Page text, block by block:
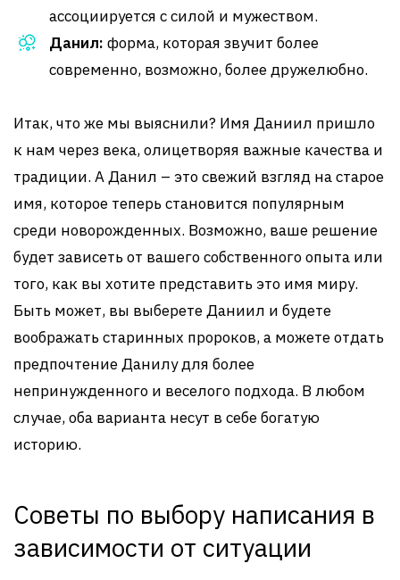
ассоциируется с силой и мужеством.
Данил: форма, которая звучит более
современно, возможно, более дружелюбно.
Итак, что же мы выяснили? Имя Даниил пришло
к нам через века, олицетворяя важные качества и
традиции. А Данил – это свежий взгляд на старое
имя, которое теперь становится популярным
среди новорожденных. Возможно, ваше решение
будет зависеть от вашего собственного опыта или
того, как вы хотите представить это имя миру.
Быть может, вы выберете Даниил и будете
воображать старинных пророков, а можете отдать
предпочтение Данилу для более
непринужденного и веселого подхода. В любом
случае, оба варианта несут в себе богатую
историю.
Советы по выбору написания в
зависимости от ситуации